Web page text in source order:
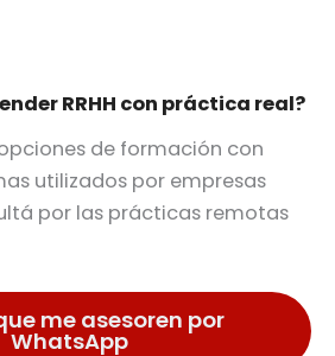
RRHH con práctica real?
de formación con
utilizados por empresas
por las prácticas remotas
me asesoren por
WhatsApp